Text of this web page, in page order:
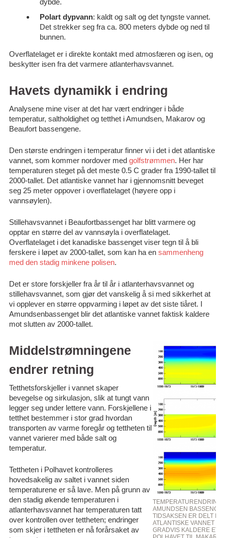
dybde.
Polart dypvann: kaldt og salt og det tyngste vannet.
Det strekker seg fra ca. 800 meters dybde og ned til
bunnen.
Overflatelaget er i direkte kontakt med atmosfæren og isen, og
beskytter isen fra det varmere atlanterhavsvannet.
Havets dynamikk i endring
Analysene mine viser at det har vært endringer i både
temperatur, saltholdighet og tetthet i Amundsen, Makarov og
Beaufort bassengene.
Den største endringen i temperatur finner vi i det i det atlantiske
vannet, som kommer nordover med golfstrømmen. Her har
temperaturen steget på det meste 0.5 C grader fra 1990-tallet til
2000-tallet. Det atlantiske vannet har i gjennomsnitt beveget
seg 25 meter oppover i overflatelaget (høyere opp i
vannsøylen).
Stillehavsvannet i Beaufortbassenget har blitt varmere og
opptar en større del av vannsøyla i overflatelaget.
Overflatelaget i det kanadiske bassenget viser tegn til å bli
ferskere i løpet av 2000-tallet, som kan ha en sammenheng
med den stadig minkene polisen.
Det er store forskjeller fra år til år i atlanterhavsvannet og
stillehavsvannet, som gjør det vanskelig å si med sikkerhet at
vi opplever en større oppvarming i løpet av det siste tiåret. I
Amundsenbassenget blir det atlantiske vannet faktisk kaldere
mot slutten av 2000-tallet.
AMUNDSEN
TIDSAKSEN ER DELT
ATLANTISKE VANNET
GRADVIS KALDERE
Middelstrømningene
endrer retning
Tetthetsforskjeller i vannet skaper
bevegelse og sirkulasjon, slik at tungt vann
legger seg under lettere vann. Forskjellene i
tetthet bestemmer i stor grad hvordan
transporten av varme foregår og tettheten til
vannet varierer med både salt og
temperatur.
Tettheten i Polhavet kontrolleres
hovedsakelig av saltet i vannet siden
temperaturene er så lave. Men på grunn av
den stadig økende temperaturen i
atlanterhavsvannet har temperaturen tatt
over kontrollen over tettheten; endringer
som skjer i tettheten er nå forårsaket av